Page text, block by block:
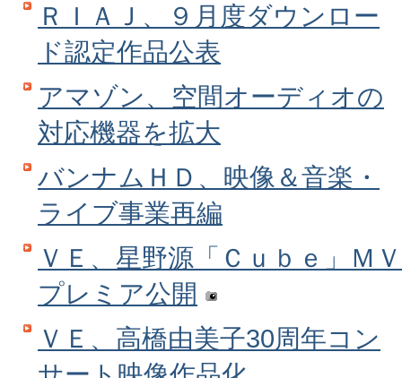
ＲＩＡＪ、９月度ダウンロー
ド認定作品公表
アマゾン、空間オーディオの
対応機器を拡大
バンナムＨＤ、映像＆音楽・
ライブ事業再編
ＶＥ、星野源「Ｃｕｂｅ」ＭＶ
プレミア公開
ＶＥ、高橋由美子30周年コン